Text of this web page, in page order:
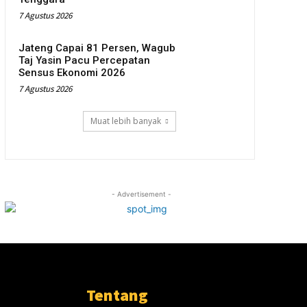
7 Agustus 2026
Jateng Capai 81 Persen, Wagub
Taj Yasin Pacu Percepatan
Sensus Ekonomi 2026
7 Agustus 2026
Muat lebih banyak
- Advertisement -
Tentang